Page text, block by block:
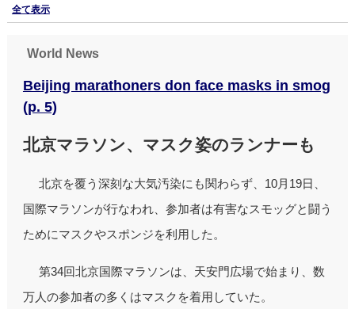
全て表示
World News
Beijing marathoners don face masks in smog
(p. 5)
北京マラソン、マスク姿のランナーも
北京を覆う深刻な大気汚染にも関わらず、10月19日、
国際マラソンが行なわれ、参加者は有害なスモッグと闘う
ためにマスクやスポンジを利用した。
第34回北京国際マラソンは、天安門広場で始まり、数
万人の参加者の多くはマスクを着用していた。